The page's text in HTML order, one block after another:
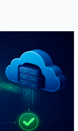
接入设计
应用、签名机
说明